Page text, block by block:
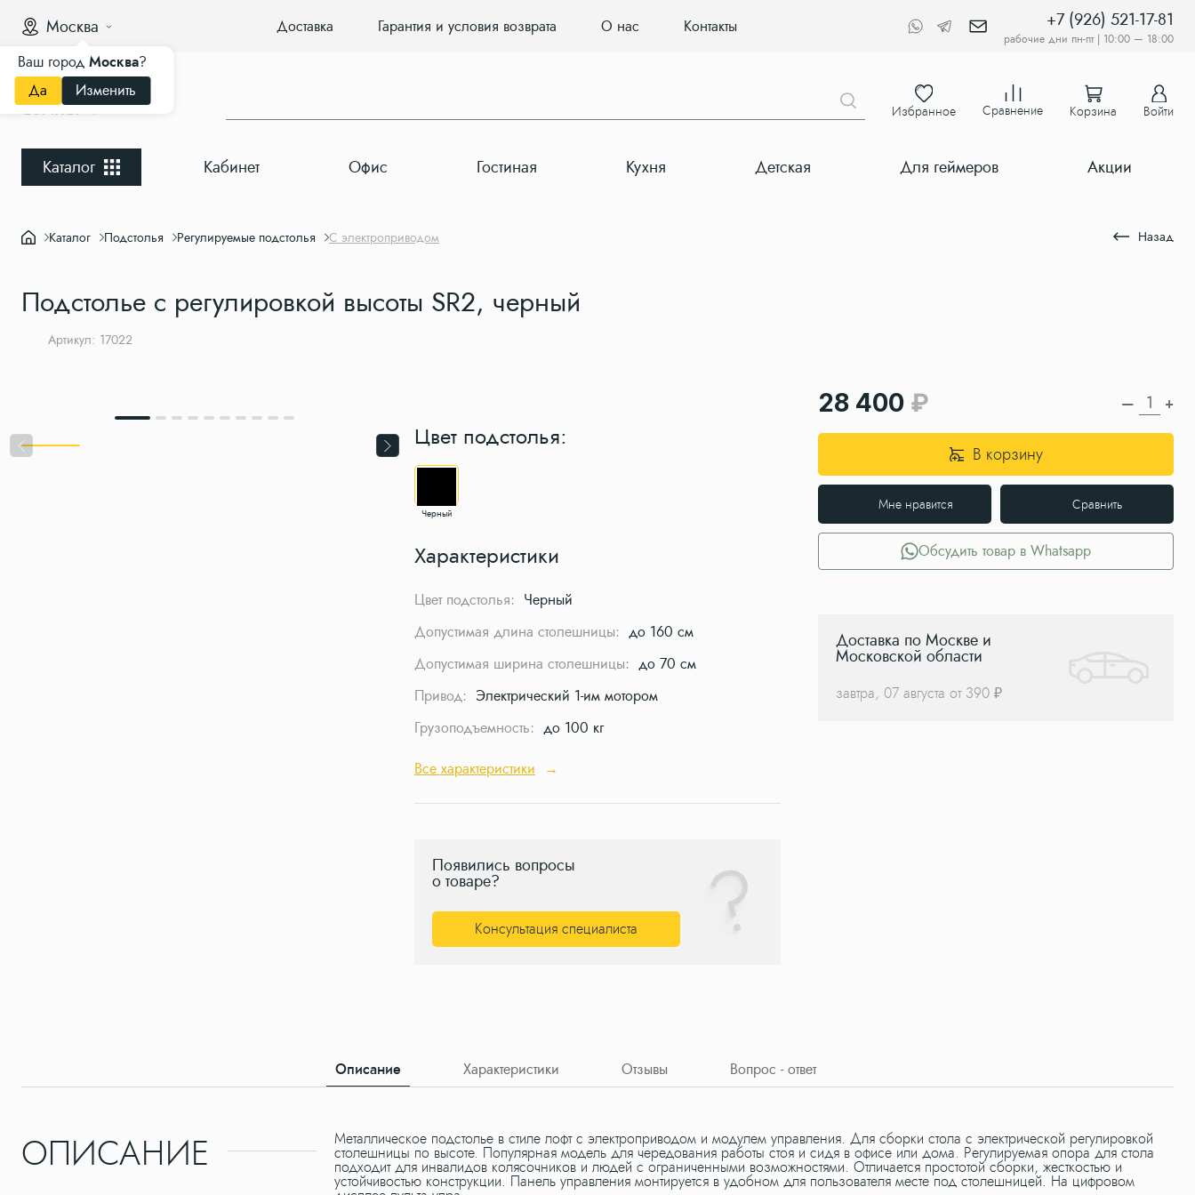
Ваш город Москва?
Да
Изменить
Москва Доставка Гарантия и условия возврата О нас Контакты +7 (926) 521-17-81
рабочие дни пн-пт | 10:00 — 18:00
Избранное Сравнение Корзина Войти
Каталог Кабинет Офис Гостиная Кухня Детская Для геймеров Акции
Каталог Подстолья Регулируемые подстолья С электроприводом Назад
Подстолье с регулировкой высоты SR2, черный
Артикул: 17022
Цвет подстолья:
Черный
Характеристики
Цвет подстолья: Черный
Допустимая длина столешницы: до 160 см
Допустимая ширина столешницы: до 70 см
Привод: Электрический 1-им мотором
Грузоподъемность: до 100 кг
Все характеристики
→
Появились вопросы
о товаре?
Консультация специалиста
28 400 — +
В корзину
Мне нравится Сравнить
Обсудить товар в Whatsapp
Доставка по Москве и
Московской области
завтра, 07 августа от 390 ₽
Описание Характеристики Отзывы Вопрос - ответ
ОПИСАНИЕ Металлическое подстолье в стиле лофт с электроприводом и модулем управления. Для сборки стола с электрической регулировкой
столешницы по высоте. Популярная модель для чередования работы стоя и сидя в офисе или дома. Регулируемая опора для стола
подходит для инвалидов колясочников и людей с ограниченными возможностями. Отличается простотой сборки, жесткостью и
устойчивостью конструкции. Панель управления монтируется в удобном для пользователя месте под столешницей. На цифровом